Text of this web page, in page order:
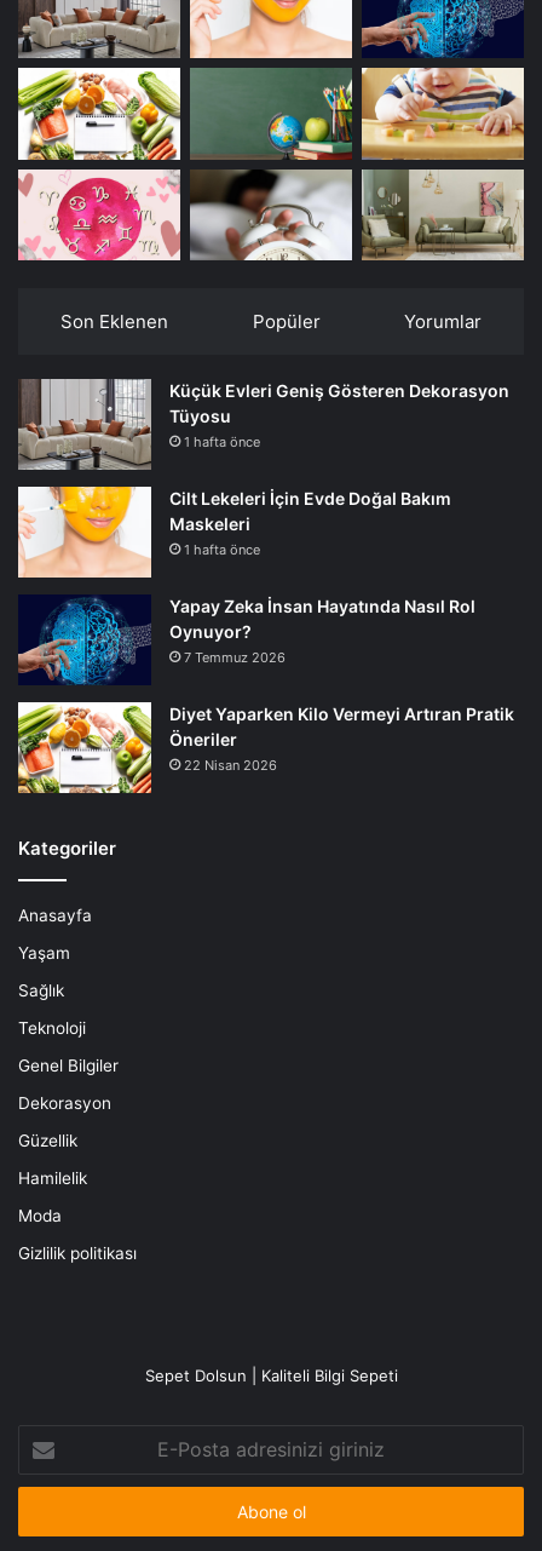
Son Eklenen Popüler Yorumlar
Küçük Evleri Geniş Gösteren Dekorasyon
Tüyosu
1 hafta önce
Cilt Lekeleri İçin Evde Doğal Bakım
Maskeleri
1 hafta önce
Yapay Zeka İnsan Hayatında Nasıl Rol
Oynuyor?
7 Temmuz 2026
Diyet Yaparken Kilo Vermeyi Artıran Pratik
Öneriler
22 Nisan 2026
Kategoriler
Anasayfa
Yaşam
Sağlık
Teknoloji
Genel Bilgiler
Dekorasyon
Güzellik
Hamilelik
Moda
Gizlilik politikası
Sepet Dolsun | Kaliteli Bilgi Sepeti
Posta
adresinizi